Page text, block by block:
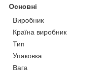
Основні
Виробник
Країна виробник
Тип
Упаковка
Вага